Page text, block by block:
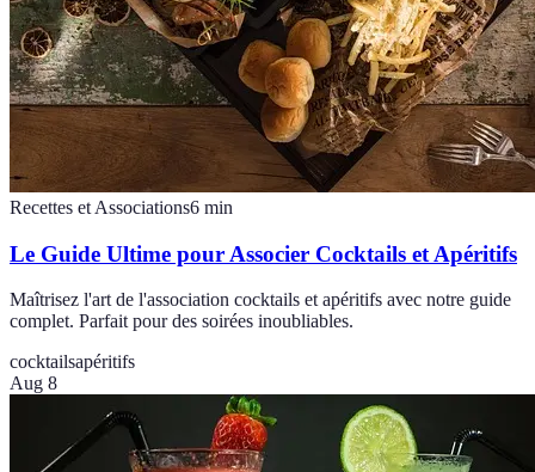
Recettes et Associations6 min
Le Guide Ultime pour Associer Cocktails et Apéritifs
Maîtrisez l'art de l'association cocktails et apéritifs avec notre guide
complet. Parfait pour des soirées inoubliables.
cocktailsapéritifs
Aug 8